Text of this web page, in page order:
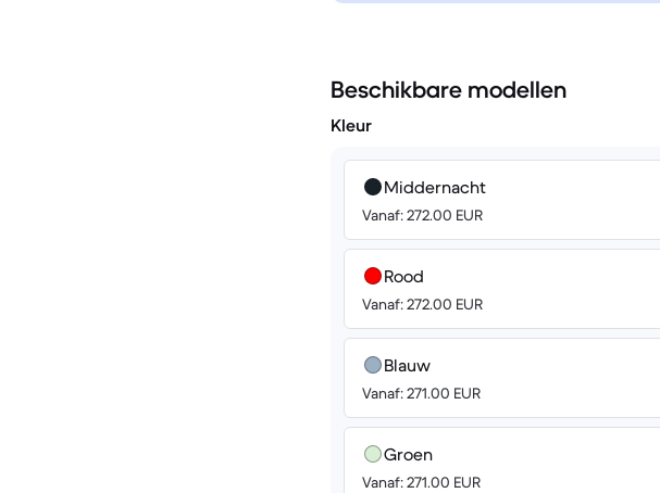
Beschikbare modellen
Kleur
Middernacht
Vanaf: 272.00 EUR
Rood
Vanaf: 272.00 EUR
Blauw
Vanaf: 271.00 EUR
Groen
Vanaf: 271.00 EUR